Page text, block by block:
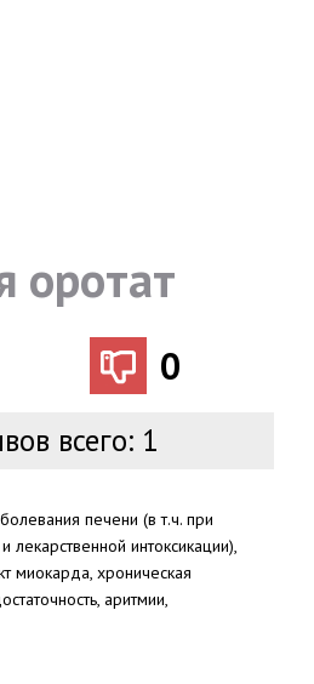
оротат
0
всего: 1
печени (в т.ч. при
лекарственной интоксикации),
миокарда, хроническая
аритмии,
перенапряжение.